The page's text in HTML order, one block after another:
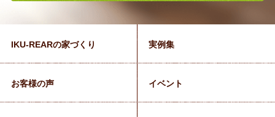
IKU-REARの家づくり 実例集
お客様の声 イベント